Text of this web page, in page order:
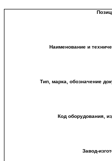
Наименование и
Тип, марка, обозначение
Код оборудования,
Завод-